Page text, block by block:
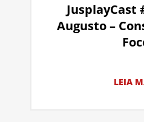
JusplayCast
Augusto –
LEIA